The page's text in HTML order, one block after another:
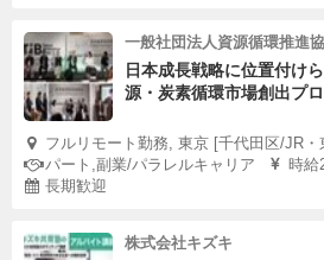
一般社団法人資源循環推進
日本成長戦略に位置付け
源・炭素循環市場創出プ
フルリモート勤務, 東京 [千代田区/JR・
パート,副業/パラレルキャリア
時給
長期歓迎
株式会社キズキ